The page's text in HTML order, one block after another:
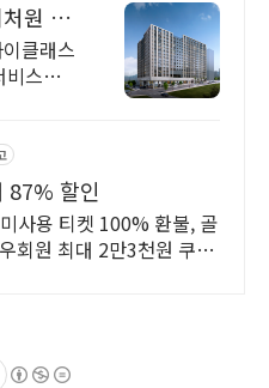
원 대
클래스
비스를
87% 할인
사용 티켓 100% 환불, 골
회원 최대 2만3천원 쿠폰